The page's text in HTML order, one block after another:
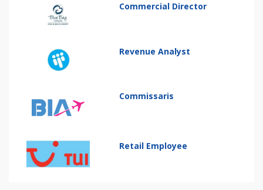
Commercial Director
Revenue Analyst
Commissaris
Retail Employee